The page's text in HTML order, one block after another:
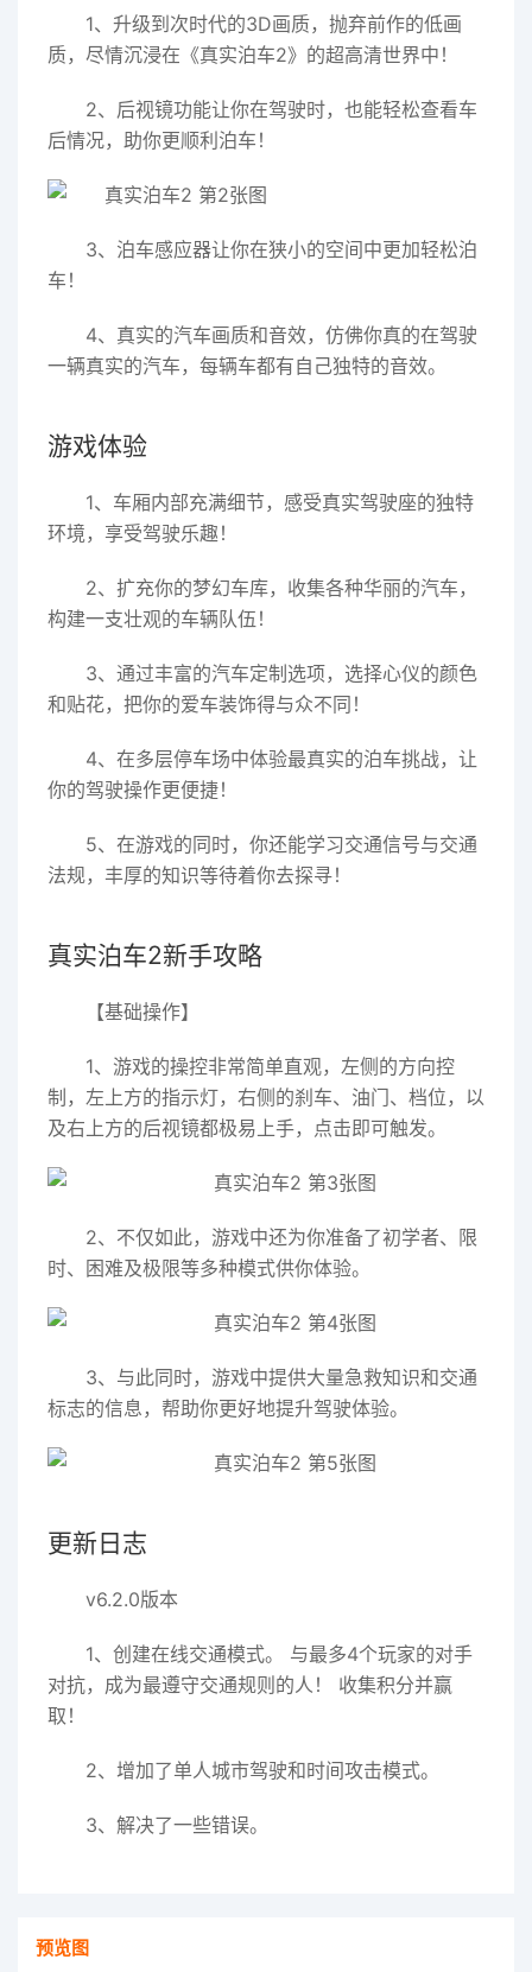
1、升级到次时代的3D画质，抛弃前作的低画
质，尽情沉浸在《真实泊车2》的超高清世界中！
2、后视镜功能让你在驾驶时，也能轻松查看车
后情况，助你更顺利泊车！
3、泊车感应器让你在狭小的空间中更加轻松泊
车！
4、真实的汽车画质和音效，仿佛你真的在驾驶
一辆真实的汽车，每辆车都有自己独特的音效。
游戏体验
1、车厢内部充满细节，感受真实驾驶座的独特
环境，享受驾驶乐趣！
2、扩充你的梦幻车库，收集各种华丽的汽车，
构建一支壮观的车辆队伍！
3、通过丰富的汽车定制选项，选择心仪的颜色
和贴花，把你的爱车装饰得与众不同！
4、在多层停车场中体验最真实的泊车挑战，让
你的驾驶操作更便捷！
5、在游戏的同时，你还能学习交通信号与交通
法规，丰厚的知识等待着你去探寻！
真实泊车2新手攻略
【基础操作】
1、游戏的操控非常简单直观，左侧的方向控
制，左上方的指示灯，右侧的刹车、油门、档位，以
及右上方的后视镜都极易上手，点击即可触发。
2、不仅如此，游戏中还为你准备了初学者、限
时、困难及极限等多种模式供你体验。
3、与此同时，游戏中提供大量急救知识和交通
标志的信息，帮助你更好地提升驾驶体验。
更新日志
v6.2.0版本
1、创建在线交通模式。 与最多4个玩家的对手
对抗，成为最遵守交通规则的人！ 收集积分并赢
取！
2、增加了单人城市驾驶和时间攻击模式。
3、解决了一些错误。
预览图